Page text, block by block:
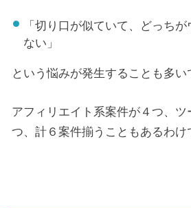
「切り口が似ていて、どっち
ない」
という悩みが発生することも多い
アフィリエイト系案件が４つ、ツ
つ、計６案件揃うこともあるわけ